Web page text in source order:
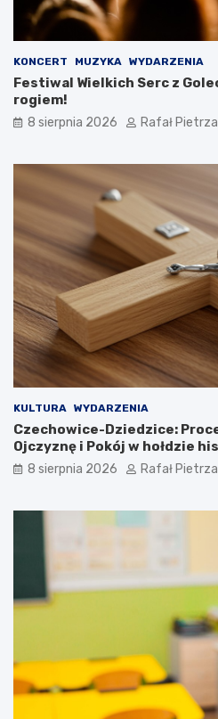
KONCERT MUZYKA WYDARZENIA
Festiwal Wielkich Serc z
rogiem!
8 sierpnia 2026 Rafał
KULTURA WYDARZENIA
Czechowice-Dziedzice:
Ojczyznę i Pokój w hołdzie
8 sierpnia 2026 Rafał